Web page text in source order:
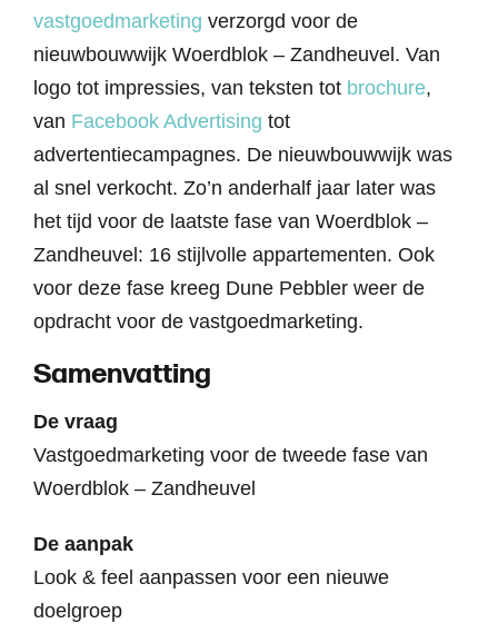
vastgoedmarketing verzorgd voor de
nieuwbouwwijk Woerdblok – Zandheuvel. Van
logo tot impressies, van teksten tot brochure,
van Facebook Advertising tot
advertentiecampagnes. De nieuwbouwwijk was
al snel verkocht. Zo’n anderhalf jaar later was
het tijd voor de laatste fase van Woerdblok –
Zandheuvel: 16 stijlvolle appartementen. Ook
voor deze fase kreeg Dune Pebbler weer de
opdracht voor de vastgoedmarketing.
Samenvatting
De vraag
Vastgoedmarketing voor de tweede fase van
Woerdblok – Zandheuvel
De aanpak
Look & feel aanpassen voor een nieuwe
doelgroep